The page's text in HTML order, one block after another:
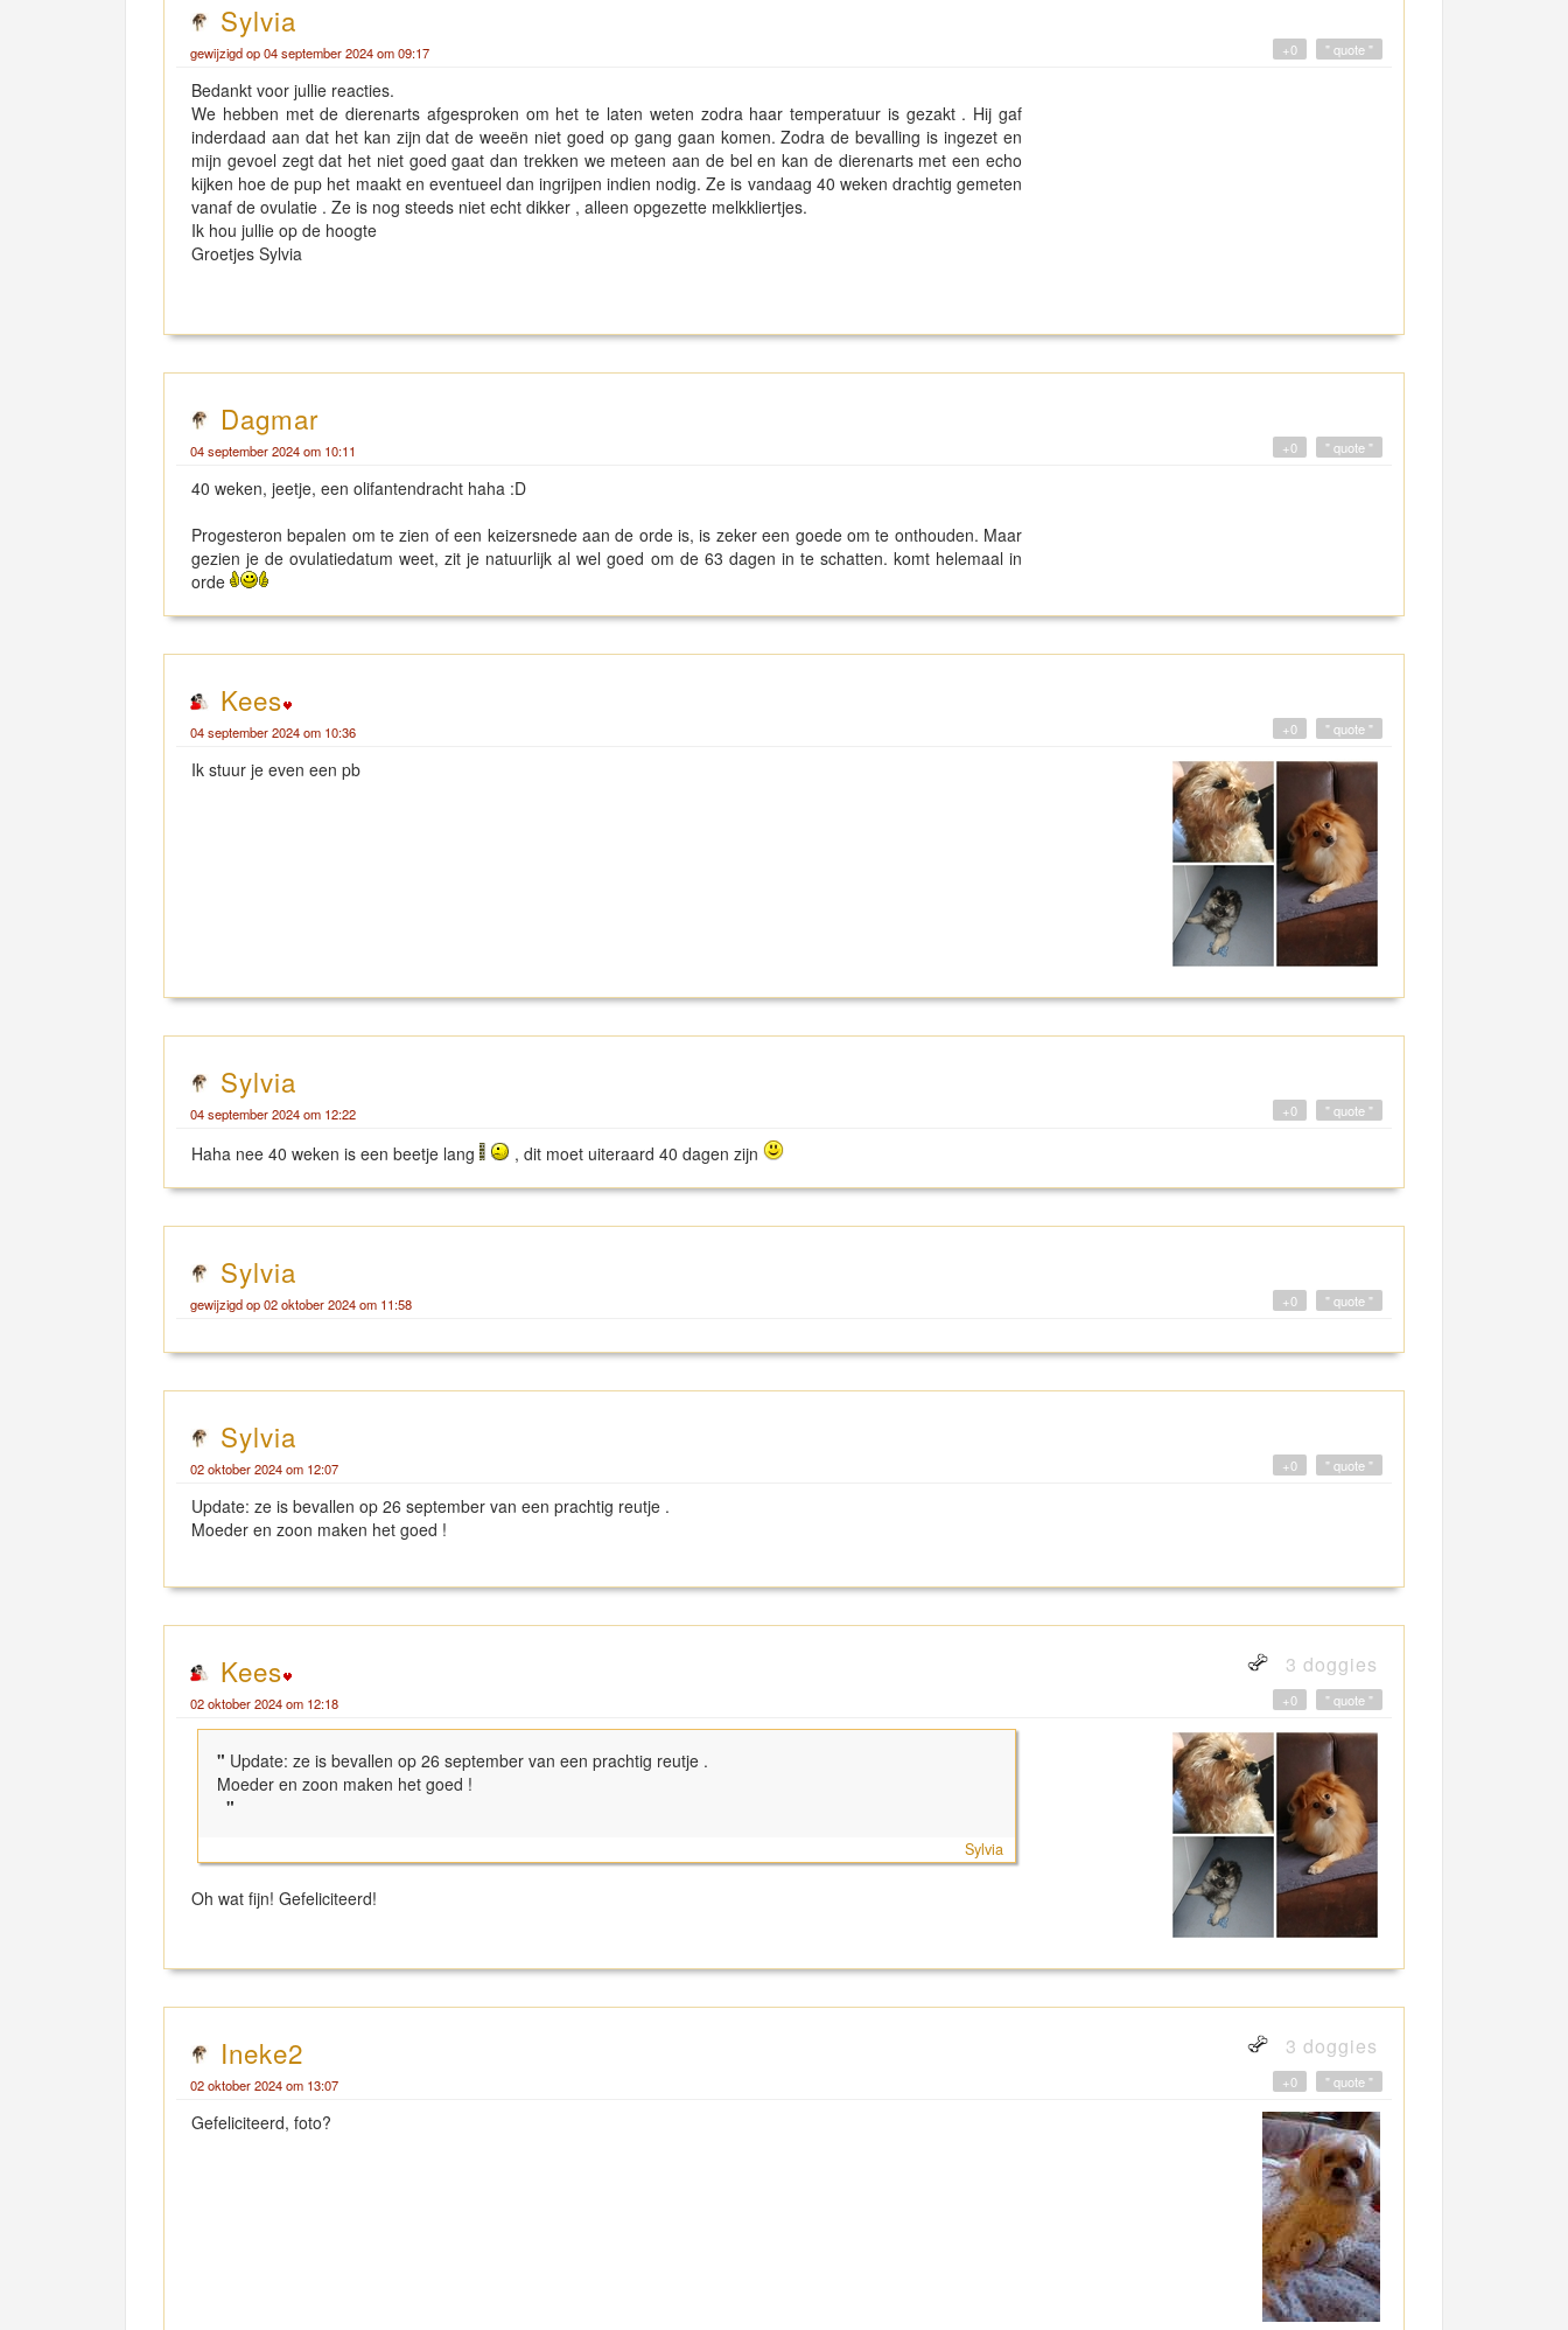
Sylvia
gewijzigd op 04 september 2024 om 09:17 " quote "
+0
Bedankt voor jullie reacties.
We hebben met de dierenarts afgesproken om het te laten weten zodra haar temperatuur is gezakt . Hij gaf
inderdaad aan dat het kan zijn dat de weeën niet goed op gang gaan komen. Zodra de bevalling is ingezet en
mijn gevoel zegt dat het niet goed gaat dan trekken we meteen aan de bel en kan de dierenarts met een echo
kijken hoe de pup het maakt en eventueel dan ingrijpen indien nodig. Ze is vandaag 40 weken drachtig gemeten
vanaf de ovulatie . Ze is nog steeds niet echt dikker , alleen opgezette melkkliertjes.
Ik hou jullie op de hoogte
Groetjes Sylvia
Dagmar
04 september 2024 om 10:11 " quote "
+0
40 weken, jeetje, een olifantendracht haha :D
Progesteron bepalen om te zien of een keizersnede aan de orde is, is zeker een goede om te onthouden. Maar
gezien je de ovulatiedatum weet, zit je natuurlijk al wel goed om de 63 dagen in te schatten. komt helemaal in
orde
Kees
04 september 2024 om 10:36 " quote "
+0
Ik stuur je even een pb
Sylvia
04 september 2024 om 12:22 " quote "
+0
Haha nee 40 weken is een beetje lang , dit moet uiteraard 40 dagen zijn
Sylvia
gewijzigd op 02 oktober 2024 om 11:58 " quote "
+0
Sylvia
02 oktober 2024 om 12:07 " quote "
+0
Update: ze is bevallen op 26 september van een prachtig reutje .
Moeder en zoon maken het goed !
Kees 3 doggies
02 oktober 2024 om 12:18 " quote "
+0
" Update: ze is bevallen op 26 september van een prachtig reutje .
Moeder en zoon maken het goed !
"
Sylvia
Oh wat fijn! Gefeliciteerd!
Ineke2 3 doggies
02 oktober 2024 om 13:07 " quote "
+0
Gefeliciteerd, foto?